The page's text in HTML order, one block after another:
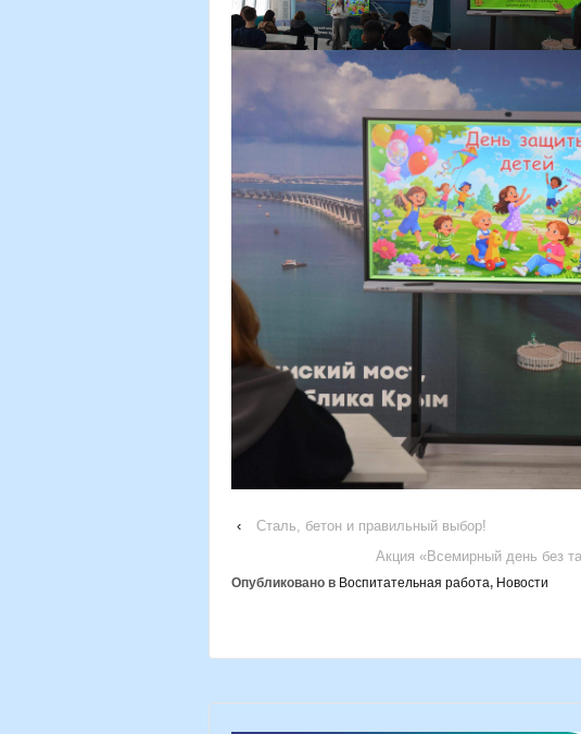
‹
Сталь, бетон и правильный выбор!
Акция «Всемирный день без
Опубликовано в Воспитательная работа, Новости